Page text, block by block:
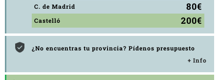
C. de Madrid 80€
Castelló 200€
¿No encuentras tu provincia? Pídenos presupuesto
+ Info